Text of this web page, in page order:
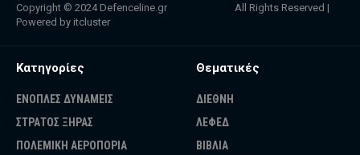
Copyright © 2024 Defenceline.gr All Rights Reserved |
Powered by itcluster
Κατηγορίες
ΕΝΟΠΛΕΣ ΔΥΝΑΜΕΙΣ
ΣΤΡΑΤΟΣ ΞΗΡΑΣ
ΠΟΛΕΜΙΚΗ ΑΕΡΟΠΟΡΙΑ
Θεματικές
ΔΙΕΘΝΗ
ΛΕΦΕΔ
ΒΙΒΛΙΑ